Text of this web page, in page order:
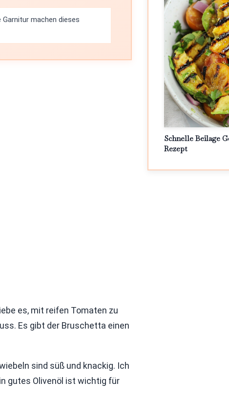
machen dieses
es, mit reifen Tomaten zu
Es gibt der Bruschetta einen
sind süß und knackig. Ich
gutes Olivenöl ist wichtig für
Schnelle Beilage
Rezept